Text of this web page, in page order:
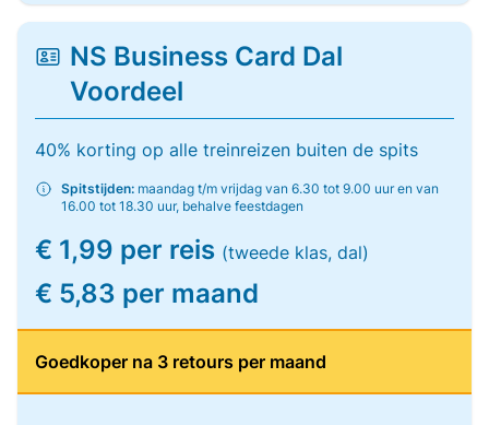
NS Business Card Dal
Voordeel
40% korting op alle treinreizen buiten de spits
Spitstijden: maandag t/m vrijdag van 6.30 tot 9.00 uur en van
16.00 tot 18.30 uur, behalve feestdagen
€ 1,99 per reis (tweede klas, dal)
€ 5,83 per maand
Goedkoper na 3 retours per maand